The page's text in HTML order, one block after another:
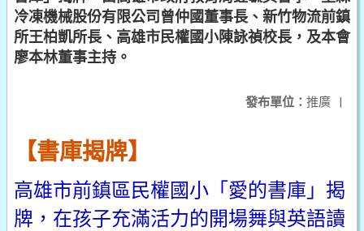
冷凍機械股份有限公司曾仲國董事長、新竹物流前鎮
所王柏凱所長、高雄市民權國小陳詠禎校長，及本會
廖本林董事主持。
發布單位： 推廣 |
【書庫揭牌】
高雄市前鎮區民權國小「愛的書庫」揭
牌，在孩子充滿活力的開場舞與英語讀